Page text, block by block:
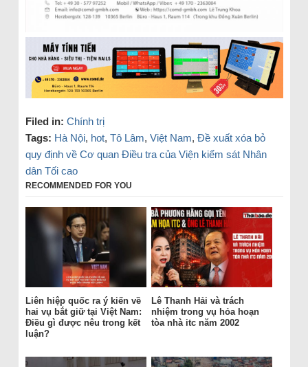
Filed in: Chính trị
Tags: Hà Nội, hot, Tô Lâm, Việt Nam, Đề xuất xóa bỏ
quy định về Cơ quan Điều tra của Viện kiểm sát Nhân
dân Tối cao
RECOMMENDED FOR YOU
Liên hiệp quốc ra ý kiến về
hai vụ bắt giữ tại Việt Nam:
Điều gì được nêu trong kết
luận?
Lê Thanh Hải và trách
nhiệm trong vụ hỏa hoạn
tòa nhà itc năm 2002